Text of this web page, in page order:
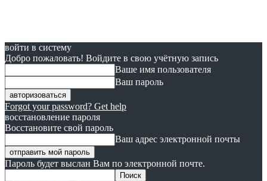
войти в систему
Добро пожаловать! Войдите в свою учётную запись
Ваше имя пользователя
Ваш пароль
Forgot your password? Get help
восстановление пароля
Восстановите свой пароль
Ваш адрес электронной почты
Пароль будет выслан Вам по электронной почте.